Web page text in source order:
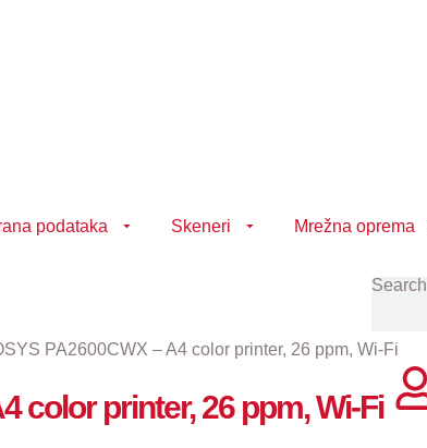
podataka Skeneri Mrežna oprema
Search
PA2600CWX – A4 color printer, 26 ppm, Wi-Fi
color printer, 26 ppm, Wi-Fi